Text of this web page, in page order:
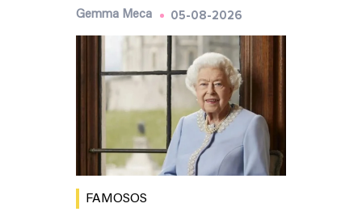
Gemma Meca 05-08-2026
FAMOSOS